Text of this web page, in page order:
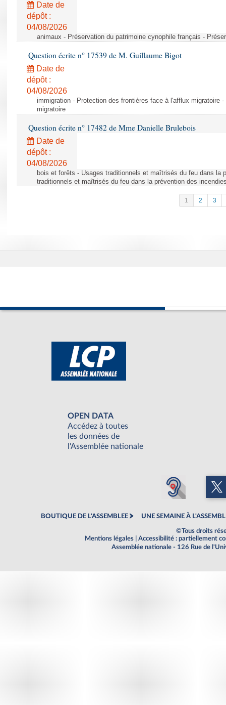
Date de
dépôt :
04/08/2026
animaux - Préservation du patrimoine cynophile français -
Question écrite n° 17539 de M. Guillaume Bigot
Date de
dépôt :
04/08/2026
immigration - Protection des frontières face à l'afflux migratoire
migratoire
Question écrite n° 17482 de Mme Danielle Brulebois
Date de
dépôt :
04/08/2026
bois et forêts - Usages traditionnels et maîtrisés du feu dans la
traditionnels et maîtrisés du feu dans la prévention des
1 2 3
OPEN DATA
Accédez à toutes
les données de
l'Assemblée nationale
BOUTIQUE DE L'ASSEMBLEE UNE SEMAINE À
©Tous droits
Mentions légales
Accessibilité : partiellement
Assemblée nationale - 126 Rue de